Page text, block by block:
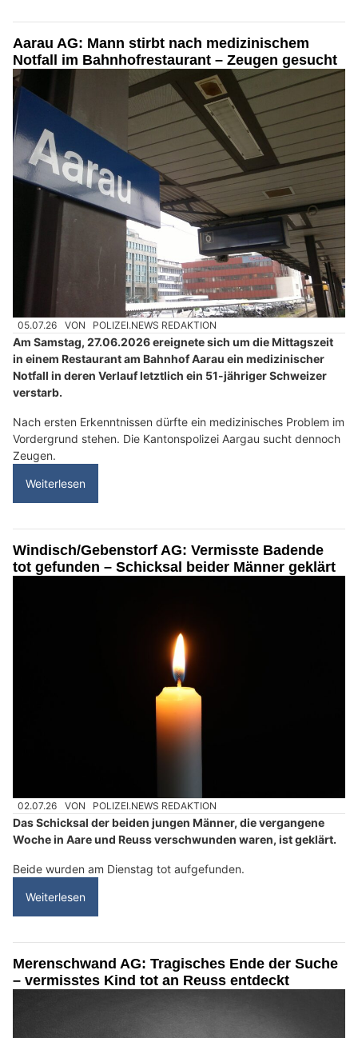
Aarau AG: Mann stirbt nach medizinischem
Notfall im Bahnhofrestaurant – Zeugen gesucht
05.07.26 VON POLIZEI.NEWS REDAKTION
Am Samstag, 27.06.2026 ereignete sich um die Mittagszeit
in einem Restaurant am Bahnhof Aarau ein medizinischer
Notfall in deren Verlauf letztlich ein 51-jähriger Schweizer
verstarb.
Nach ersten Erkenntnissen dürfte ein medizinisches Problem im
Vordergrund stehen. Die Kantonspolizei Aargau sucht dennoch
Zeugen.
Weiterlesen
Windisch/Gebenstorf AG: Vermisste Badende
tot gefunden – Schicksal beider Männer geklärt
02.07.26 VON POLIZEI.NEWS REDAKTION
Das Schicksal der beiden jungen Männer, die vergangene
Woche in Aare und Reuss verschwunden waren, ist geklärt.
Beide wurden am Dienstag tot aufgefunden.
Weiterlesen
Merenschwand AG: Tragisches Ende der Suche
– vermisstes Kind tot an Reuss entdeckt